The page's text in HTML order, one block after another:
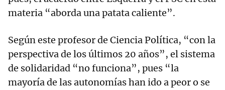
materia “aborda una patata caliente”.
Según este profesor de Ciencia Política, “con la
perspectiva de los últimos 20 años”, el sistema
de solidaridad “no funciona”, pues “la
mayoría de las autonomías han ido a peor o se